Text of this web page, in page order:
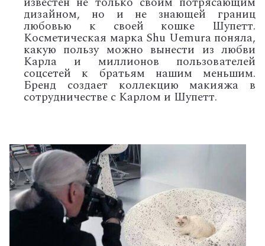
дизайном, но и не знающей границ
любовью к своей кошке Шупетт.
Косметическая марка Shu Uemuraпоняла,
какую пользу можно вынести из любви
Карла и миллионов пользователей
соцсетей к братьям нашим меньшим.
Бренд создает коллекцию макияжа в
сотрудничестве с Карлом и Шупетт.